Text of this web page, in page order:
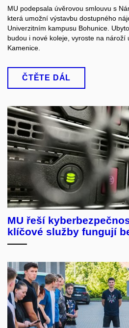
MU podepsala úvěrovou smlouvu s
která umožní výstavbu dostupného
Univerzitním kampusu Bohunice.
budou i nové koleje, vyroste na nároží
Kamenice.
ČTĚTE DÁL
MU řeší
klíčové služby fungují